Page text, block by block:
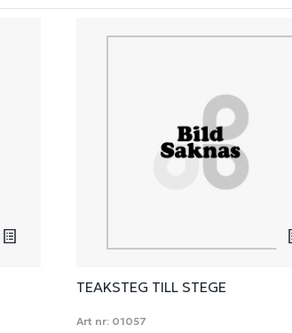
TEAKSTEG TILL STEGE
Art nr: 01057